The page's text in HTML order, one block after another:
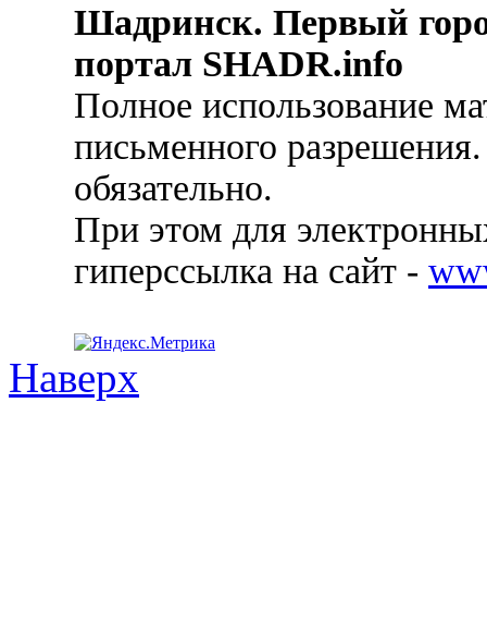
Шадринск. Первый
портал SHADR.info
Полное использование
письменного
обязательно.
При этом для
гиперссылка на сайт -
Наверх